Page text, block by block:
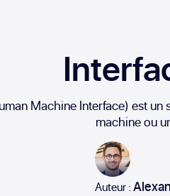
Machine Interface) est
machine ou
Auteur :